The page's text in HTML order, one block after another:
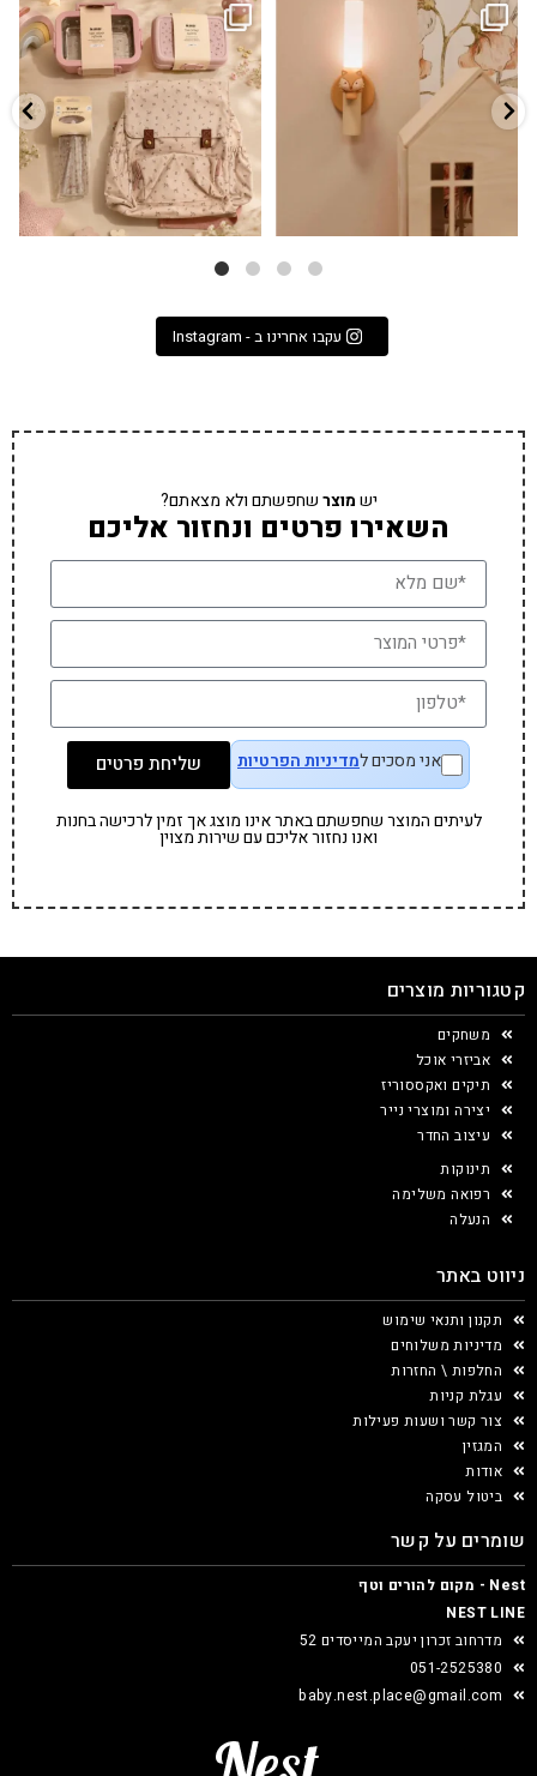
✨ חוזרים למסגרת בסטייל! ✨
הקולקציה החדשה...
9 4
גם פריט עיצובי לחדר, גם מנורת לילה
...
3 0
עקבו אחרינו ב - Instagram
ישמוצרשחפשתם ולא מצאתם?
השאירו פרטים ונחזור אליכם
אני מסכים למדיניות הפרטיות שליחת פרטים
לעיתים המוצר שחפשתם באתר אינו מוצג אך זמין לרכישה בחנות
ואנו נחזור אליכם עם שירות מצוין
קטגוריות מוצרים
משחקים
אביזרי אוכל
תיקים ואקססוריז
יצירה ומוצרי נייר
עיצוב החדר
תינוקות
רפואה משלימה
הנעלה
ניווט באתר
תקנון ותנאי שימוש
מדיניות משלוחים
החלפות \ החזרות
עגלת קניות
צור קשר ושעות פעילות
המגזין
אודות
ביטול עסקה
שומרים על קשר
Nest - מקום להורים וטף
NEST LINE
מדרחוב זכרון יעקב המייסדים 52
051-2525380
baby.nest.place@gmail.com